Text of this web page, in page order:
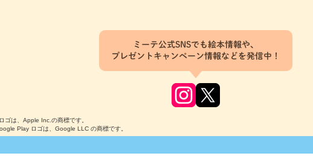
ミーテ公式SNSでも絵本情報や、
プレゼントキャンペーン情報などを発信中！
は、Apple Inc.の商標です。
Play ロゴは、Google LLC の商標です。